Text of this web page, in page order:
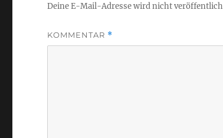
Deine E-Mail-Adresse wird nicht
KOMMENTAR *